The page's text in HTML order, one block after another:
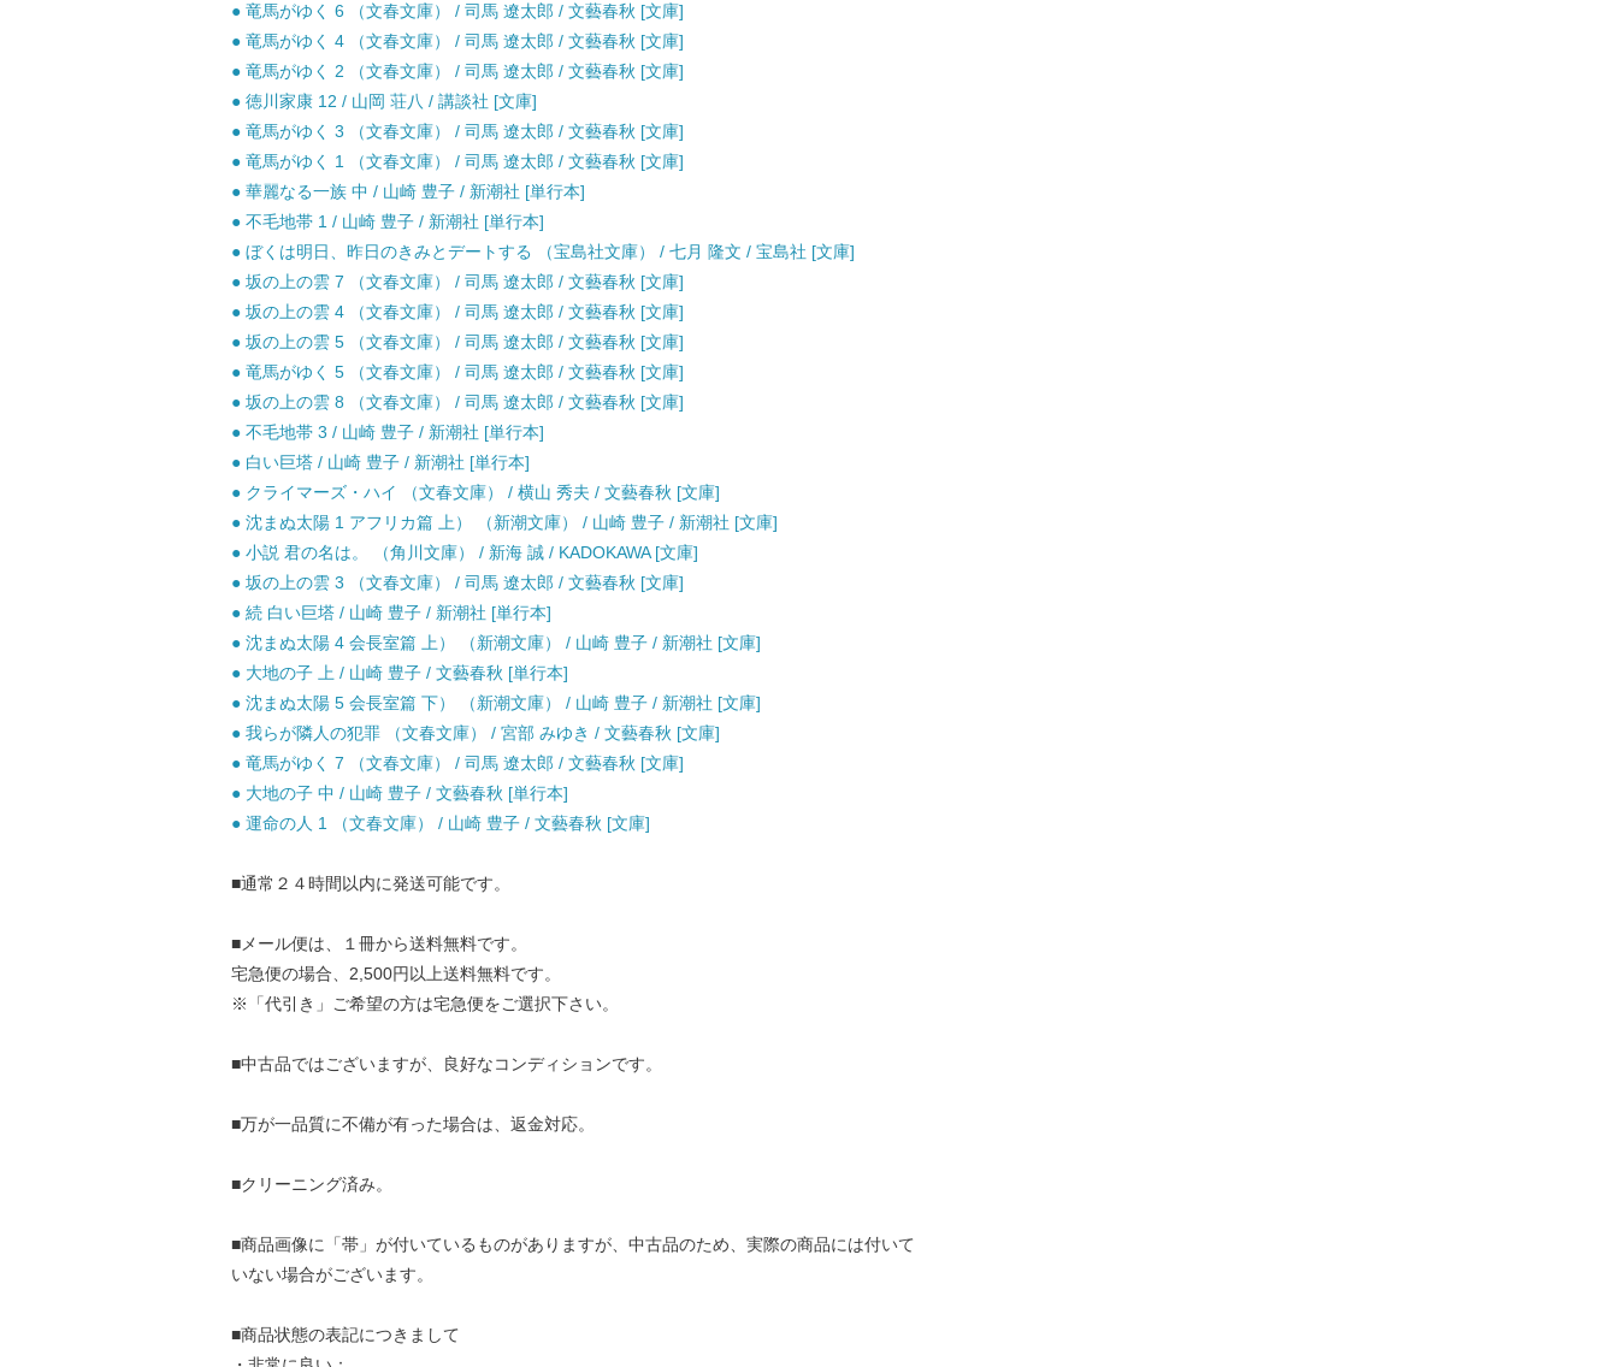
● 竜馬がゆく 6 （文春文庫） / 司馬 遼太郎 / 文藝春秋 [文庫]
● 竜馬がゆく 4 （文春文庫） / 司馬 遼太郎 / 文藝春秋 [文庫]
● 竜馬がゆく 2 （文春文庫） / 司馬 遼太郎 / 文藝春秋 [文庫]
● 徳川家康 12 / 山岡 荘八 / 講談社 [文庫]
● 竜馬がゆく 3 （文春文庫） / 司馬 遼太郎 / 文藝春秋 [文庫]
● 竜馬がゆく 1 （文春文庫） / 司馬 遼太郎 / 文藝春秋 [文庫]
● 華麗なる一族 中 / 山崎 豊子 / 新潮社 [単行本]
● 不毛地帯 1 / 山崎 豊子 / 新潮社 [単行本]
● ぼくは明日、昨日のきみとデートする （宝島社文庫） / 七月 隆文 / 宝島社 [文庫]
● 坂の上の雲 7 （文春文庫） / 司馬 遼太郎 / 文藝春秋 [文庫]
● 坂の上の雲 4 （文春文庫） / 司馬 遼太郎 / 文藝春秋 [文庫]
● 坂の上の雲 5 （文春文庫） / 司馬 遼太郎 / 文藝春秋 [文庫]
● 竜馬がゆく 5 （文春文庫） / 司馬 遼太郎 / 文藝春秋 [文庫]
● 坂の上の雲 8 （文春文庫） / 司馬 遼太郎 / 文藝春秋 [文庫]
● 不毛地帯 3 / 山崎 豊子 / 新潮社 [単行本]
● 白い巨塔 / 山崎 豊子 / 新潮社 [単行本]
● クライマーズ・ハイ （文春文庫） / 横山 秀夫 / 文藝春秋 [文庫]
● 沈まぬ太陽 1 アフリカ篇 上） （新潮文庫） / 山崎 豊子 / 新潮社 [文庫]
● 小説 君の名は。 （角川文庫） / 新海 誠 / KADOKAWA [文庫]
● 坂の上の雲 3 （文春文庫） / 司馬 遼太郎 / 文藝春秋 [文庫]
● 続 白い巨塔 / 山崎 豊子 / 新潮社 [単行本]
● 沈まぬ太陽 4 会長室篇 上） （新潮文庫） / 山崎 豊子 / 新潮社 [文庫]
● 大地の子 上 / 山崎 豊子 / 文藝春秋 [単行本]
● 沈まぬ太陽 5 会長室篇 下） （新潮文庫） / 山崎 豊子 / 新潮社 [文庫]
● 我らが隣人の犯罪 （文春文庫） / 宮部 みゆき / 文藝春秋 [文庫]
● 竜馬がゆく 7 （文春文庫） / 司馬 遼太郎 / 文藝春秋 [文庫]
● 大地の子 中 / 山崎 豊子 / 文藝春秋 [単行本]
● 運命の人 1 （文春文庫） / 山崎 豊子 / 文藝春秋 [文庫]
■通常２４時間以内に発送可能です。
■メール便は、１冊から送料無料です。
宅急便の場合、2,500円以上送料無料です。
※「代引き」ご希望の方は宅急便をご選択下さい。
■中古品ではございますが、良好なコンディションです。
■万が一品質に不備が有った場合は、返金対応。
■クリーニング済み。
■商品画像に「帯」が付いているものがありますが、中古品のため、実際の商品には付いて
いない場合がございます。
■商品状態の表記につきまして